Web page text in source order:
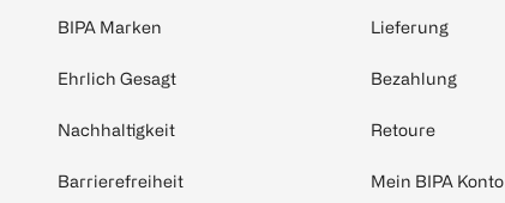
BIPA Marken
Ehrlich Gesagt
Nachhaltigkeit
Barrierefreiheit
Lieferung
Bezahlung
Retoure
Mein BIPA Konto